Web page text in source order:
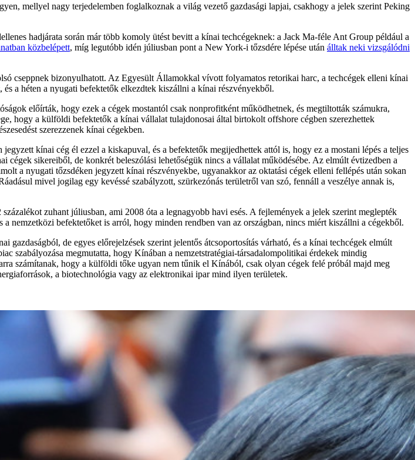
mellyel nagy terjedelemben foglalkoznak a világ vezető gazdasági lapjai, csakhogy a jelek szerint Peking
hadjárata során már több komoly ütést bevitt a kínai techcégeknek: a Jack Ma-féle Ant Group például a
közbelépett, míg legutóbb idén júliusban pont a New York-i tőzsdére lépése után álltak neki vizsgálódni
cseppnek bizonyulhatott. Az Egyesült Államokkal vívott folyamatos retorikai harc, a techcégek elleni kínai
a héten a nyugati befektetők elkezdtek kiszállni a kínai részvényekből.
előírták, hogy ezek a cégek mostantól csak nonprofitként működhetnek, és megtiltották számukra,
hogy a külföldi befektetők a kínai vállalat tulajdonosai által birtokolt offshore cégben szerezhettek
szerezzenek kínai cégekben.
kínai cég él ezzel a kiskapuval, és a befektetők megijedhettek attól is, hogy ez a mostani lépés a teljes
sikereiből, de konkrét beleszólási lehetőségük nincs a vállalat működésébe. Az elmúlt évtizedben a
a nyugati tőzsdéken jegyzett kínai részvényekbe, ugyanakkor az oktatási cégek elleni fellépés után sokan
mivel jogilag egy kevéssé szabályzott, szürkezónás területről van szó, fennáll a veszélye annak is,
zuhant júliusban, ami 2008 óta a legnagyobb havi esés. A fejlemények a jelek szerint meglepték
a nemzetközi befektetőket is arról, hogy minden rendben van az országban, nincs miért kiszállni a cégekből.
de egyes előrejelzések szerint jelentős átcsoportosítás várható, és a kínai techcégek elmúlt
szabályozása megmutatta, hogy Kínában a nemzetstratégiai-társadalompolitikai érdekek mindig
számítanak, hogy a külföldi tőke ugyan nem tűnik el Kínából, csak olyan cégek felé próbál majd meg
a biotechnológia vagy az elektronikai ipar mind ilyen területek.